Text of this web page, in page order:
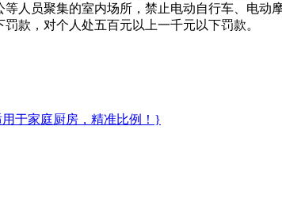
人员聚集的室内场所，禁止电动自行车、电
款，对个人处五百元以上一千元以下罚款。
用于家庭厨房，精准比例！}